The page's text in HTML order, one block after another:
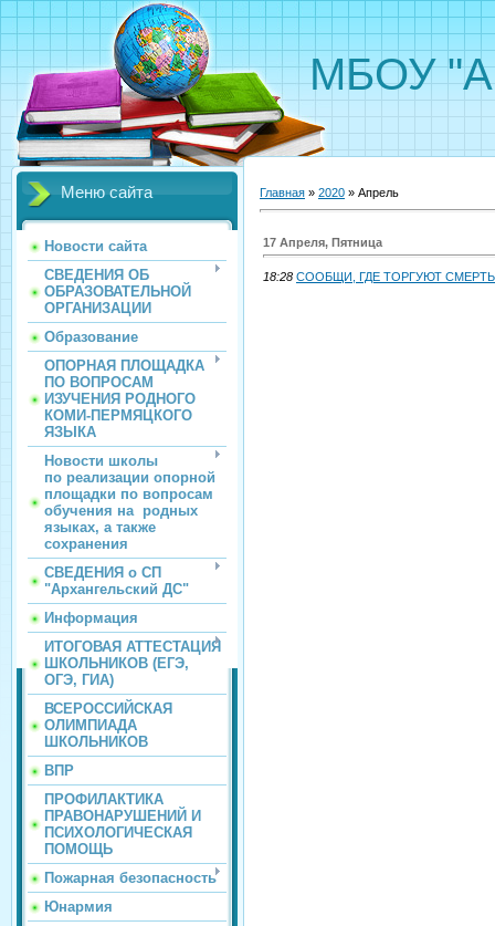
МБОУ
Меню сайта
Новости сайта
СВЕДЕНИЯ ОБ
ОБРАЗОВАТЕЛЬНОЙ
ОРГАНИЗАЦИИ
Образование
ОПОРНАЯ ПЛОЩАДКА
ПО ВОПРОСАМ
ИЗУЧЕНИЯ РОДНОГО
КОМИ-ПЕРМЯЦКОГО
ЯЗЫКА
Новости школы
по реализации опорной
площадки по вопросам
обучения на родных
языках, а также
сохранения
СВЕДЕНИЯ о СП
"Архангельский ДС"
Информация
ИТОГОВАЯ АТТЕСТАЦИЯ
ШКОЛЬНИКОВ (ЕГЭ,
ОГЭ, ГИА)
ВСЕРОССИЙСКАЯ
ОЛИМПИАДА
ШКОЛЬНИКОВ
ВПР
ПРОФИЛАКТИКА
ПРАВОНАРУШЕНИЙ И
ПСИХОЛОГИЧЕСКАЯ
ПОМОЩЬ
Пожарная безопасность
Юнармия
Главная » 2020 » Апрель
17 Апреля, Пятница
18:28 СООБЩИ, ГДЕ ТОРГУЮТ